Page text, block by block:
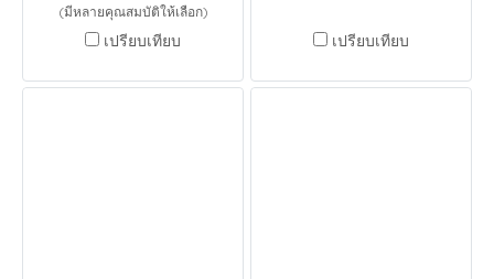
(มีหลายคุณสมบัติให้เลือก)
เปรียบเทียบ เปรียบเทียบ